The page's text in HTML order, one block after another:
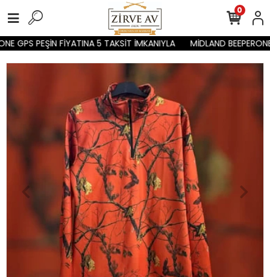
GPS PEŞİN FİYATINA 5 TAKSİT İMKANIYLA MİDLAND
0